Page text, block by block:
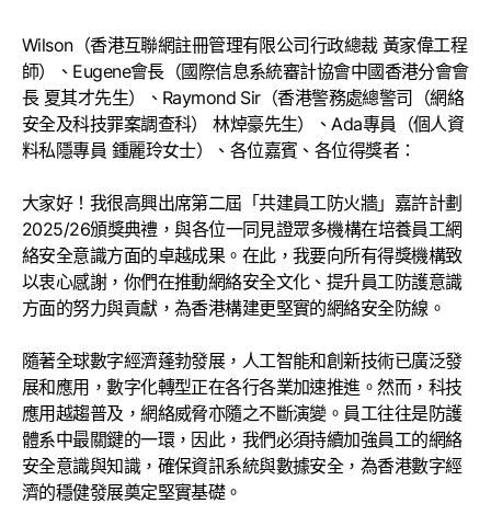
Wilson（香港互聯網註冊管理有限公司行政總裁 黃家偉工程
師）、Eugene會長（國際信息系統審計協會中國香港分會會
長 夏其才先生）、Raymond Sir（香港警務處總警司（網絡
安全及科技罪案調查科） 林焯豪先生）、Ada專員（個人資
料私隱專員 鍾麗玲女士）、各位嘉賓、各位得獎者：
大家好！我很高興出席第二屆「共建員工防火牆」嘉許計劃
2025/26頒獎典禮，與各位一同見證眾多機構在培養員工網
絡安全意識方面的卓越成果。在此，我要向所有得獎機構致
以衷心感謝，你們在推動網絡安全文化、提升員工防護意識
方面的努力與貢獻，為香港構建更堅實的網絡安全防線。
隨著全球數字經濟蓬勃發展，人工智能和創新技術已廣泛發
展和應用，數字化轉型正在各行各業加速推進。然而，科技
應用越趨普及，網絡威脅亦隨之不斷演變。員工往往是防護
體系中最關鍵的一環，因此，我們必須持續加強員工的網絡
安全意識與知識，確保資訊系統與數據安全，為香港數字經
濟的穩健發展奠定堅實基礎。